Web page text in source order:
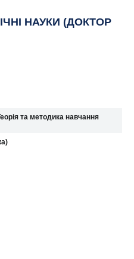
НАУКИ (ДОКТОР
та методика навчання